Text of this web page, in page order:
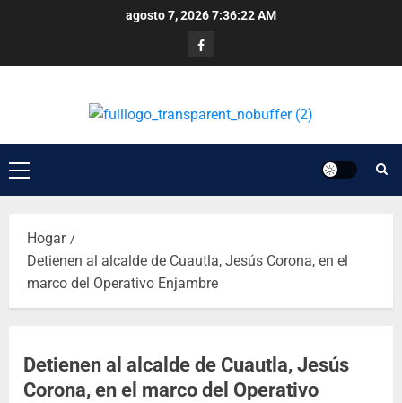
agosto 7, 20267:36:22 AM
Hogar
Detienen al alcalde de Cuautla, Jesús Corona, en el
marco del Operativo Enjambre
Detienen al alcalde de Cuautla, Jesús
Corona, en el marco del Operativo